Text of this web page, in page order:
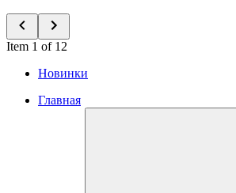
Item 1 of 12
Новинки
Главная